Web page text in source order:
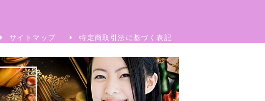
サイトマップ 特定商取引法に基づく表記